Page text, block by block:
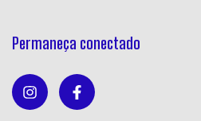
Permaneça conectado